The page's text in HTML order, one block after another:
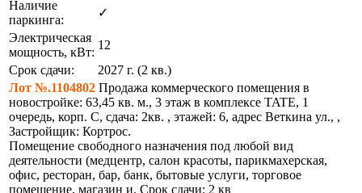
Наличие
паркинга:
✓
Электрическая
мощность, кВт:
12
Срок сдачи:
2027 г. (2 кв.)
Лот №.1104802 Продажа коммерческого помещения в
новостройке: 63,45 кв. м., 3 этаж в комплексе TATE, 1
очередь, корп. С, сдача: 2кв. , этажей: 6, адрес Веткина ул., ,
Застройщик: Кортрос.
Помещение свободного назначения под любой вид
деятельности (медцентр, салон красоты, парикмахерская,
офис, ресторан, бар, банк, бытовые услуги, торговое
помещение, магазин и. Срок сдачи: 2 кв